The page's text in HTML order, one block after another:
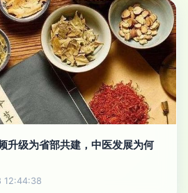
升级为省部共建，中医发展为何
12:44:38